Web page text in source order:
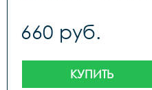
660 руб.
КУПИТЬ